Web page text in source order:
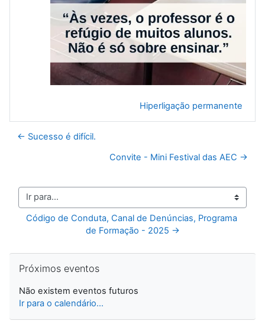
Hiperligação permanente
← Sucesso é difícil.
Convite - Mini Festival das AEC →
Ir para...
Código de Conduta, Canal de Denúncias, Programa
de Formação - 2025 →
Próximos eventos
Não existem eventos futuros
Ir para o calendário...